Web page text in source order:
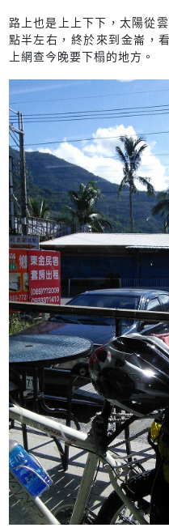
路上也是上上下下，太陽從
點半左右，終於來到金崙，
上網查今晚要下榻的地方。